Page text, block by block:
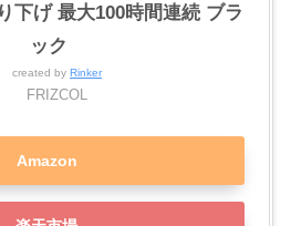
下げ 最大100時間連続 ブラ
ック
created by Rinker
FRIZCOL
Amazon